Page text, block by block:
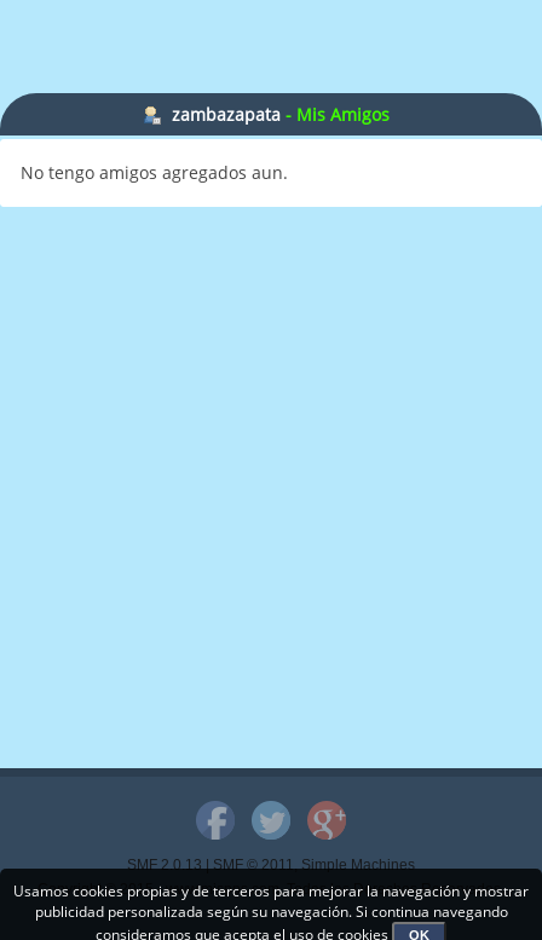
zambazapata - Mis Amigos
No tengo amigos agregados aun.
SMF 2.0.13|SMF © 2011,Simple Machines
Copyright © 2015 - www.mispps.com. Todos los Derechos Reservados.
Usamos cookies propias y de terceros para mejorar la navegación y mostrar
publicidad personalizada según su navegación. Si continua navegando
consideramos que acepta el uso de cookies
OK